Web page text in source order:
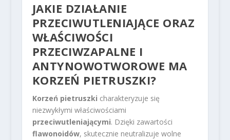
JAKIE DZIAŁANIE
PRZECIWUTLENIAJĄCE ORAZ
WŁAŚCIWOŚCI
PRZECIWZAPALNE I
ANTYNOWOTWOROWE MA
KORZEŃ PIETRUSZKI?
Korzeń pietruszki charakteryzuje się
niezwykłymi właściwościami
przeciwutleniającymi. Dzięki zawartości
flawonoidów, skutecznie neutralizuje wolne